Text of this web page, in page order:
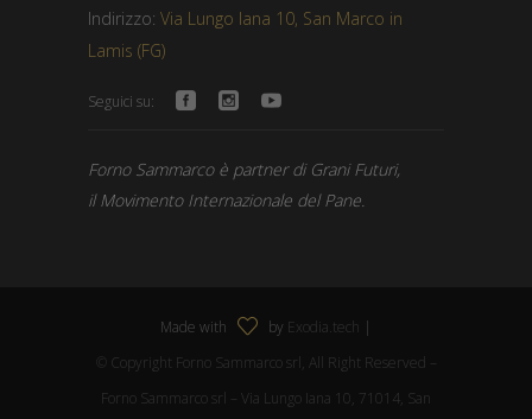
Indirizzo: Via Lungo Iana 10, San Marco in
Lamis (FG)
Seguici su:
Forno Sammarco è partner di Grani Futuri,
il Movimento Internazionale del Pane.
Made with by Exodia.tech |
© Copyright Forno Sammarco srl, All Right Reserved –
Forno Sammarco srl – Via Lungo Iana 10, 71014, San